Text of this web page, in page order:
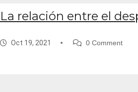
La relación entre el
Oct 19, 2021 0 Comment